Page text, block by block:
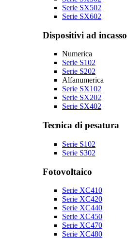
Serie SX502
Serie SX602
Dispositivi ad incasso
Numerica
Serie S102
Serie S202
Alfanumerica
Serie SX102
Serie SX202
Serie SX402
Tecnica di pesatura
Serie S102
Serie S302
Fotovoltaico
Serie XC410
Serie XC420
Serie XC440
Serie XC450
Serie XC470
Serie XC480